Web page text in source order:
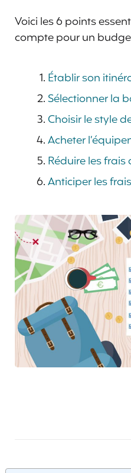
Voici les 6 points
compte pour un
Établir son
Sélectionner la
Choisir le style
Acheter
Réduire les
Anticiper les